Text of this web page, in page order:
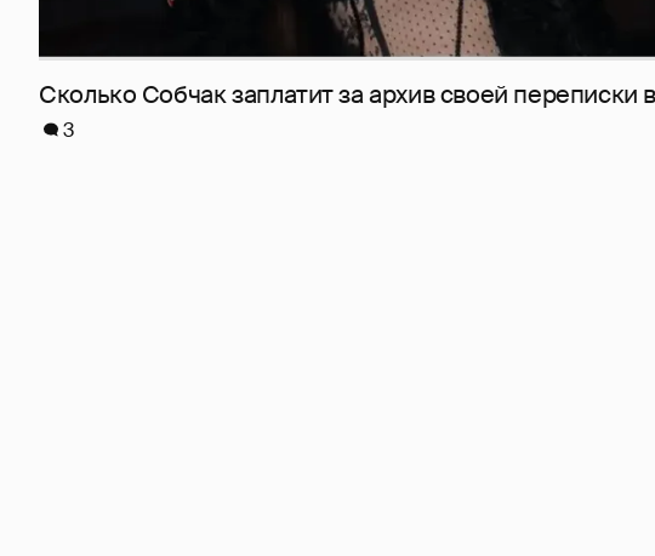
Сколько Собчак заплатит за архив своей перeписки
3